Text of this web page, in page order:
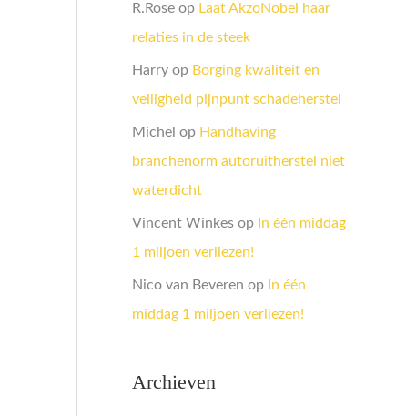
R.Rose op Laat AkzoNobel haar
relaties in de steek
Harry op Borging kwaliteit en
veiligheid pijnpunt schadeherstel
Michel op Handhaving
branchenorm autoruitherstel niet
waterdicht
Vincent Winkes op In één middag
1 miljoen verliezen!
Nico van Beveren op In één
middag 1 miljoen verliezen!
Archieven